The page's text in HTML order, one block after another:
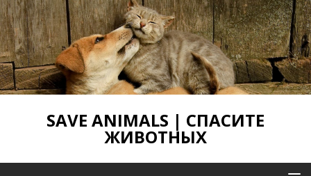
SAVE ANIMALS | СПАСИТЕ
ЖИВОТНЫХ